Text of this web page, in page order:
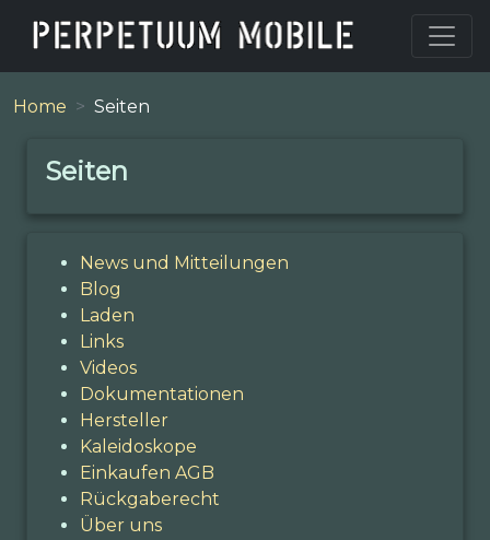
Home Seiten
Seiten
News und Mitteilungen
Blog
Laden
Links
Videos
Dokumentationen
Hersteller
Kaleidoskope
Einkaufen AGB
Rückgaberecht
Über uns